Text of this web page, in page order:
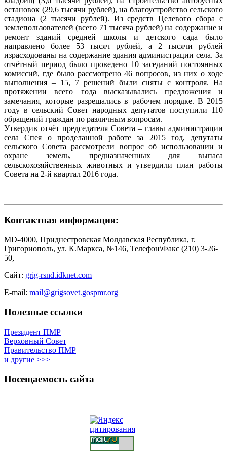
остановок (29,6 тысячи рублей), на благоустройство сельского
стадиона (2 тысячи рублей). Из средств Целевого сбора с
землепользователей (всего 71 тысяча рублей) на содержание и
ремонт зданий средней школы и детского сада было
направлено более 53 тысяч рублей, а 2 тысячи рублей
израсходованы на содержание здания администрации села. За
отчётный период было проведено 10 заседаний постоянных
комиссий, где было рассмотрено 46 вопросов, из них о ходе
выполнения – 15, 7 решений были сняты с контроля. На
протяжении всего года высказывались предложения и
замечания, которые разрешались в рабочем порядке. В 2015
году в сельский Совет народных депутатов поступили 110
обращений граждан по различным вопросам.
Утвердив отчёт председателя Совета – главы администрации
села Спея о проделанной работе за 2015 год, депутаты
сельского Совета рассмотрели вопрос об использовании и
охране земель, предназначенных для выпаса
сельскохозяйственных животных и утвердили план работы
Совета на 2-й квартал 2016 года.
Контактная информация:
MD-4000, Приднестровская Молдавская Республика, г.
Григориополь, ул. К.Маркса, №146, Телефон\Факс (210) 3-26-
50,
Сайт: grig-rsnd.idknet.com
E-mail: mail@grigsovet.gospmr.org
Полезные ссылки
Президент ПМР
Верховный Совет
Правительство ПМР
и другие >>>
Посещаемость сайта